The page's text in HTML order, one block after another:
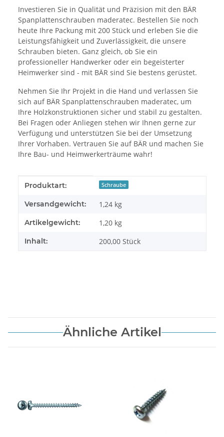
Investieren Sie in Qualität und Präzision mit den BÄR
Spanplattenschrauben maderatec. Bestellen Sie noch
heute Ihre Packung mit 200 Stück und erleben Sie die
Leistungsfähigkeit und Zuverlässigkeit, die unsere
Schrauben bieten. Ganz gleich, ob Sie ein
professioneller Handwerker oder ein begeisterter
Heimwerker sind - mit BÄR sind Sie bestens gerüstet.
Nehmen Sie Ihr Projekt in die Hand und verlassen Sie
sich auf BÄR Spanplattenschrauben maderatec, um
Ihre Holzkonstruktionen sicher und stabil zu gestalten.
Bei Fragen oder Anliegen stehen wir Ihnen gerne zur
Verfügung und unterstützen Sie bei der Umsetzung
Ihrer Vorhaben. Vertrauen Sie auf BÄR und machen Sie
Ihre Bau- und Heimwerkerträume wahr!
Produkteigenschaft
Wert
Produktart: Schraube
Versandgewicht: 1,24 kg
Artikelgewicht: 1,20 kg
Inhalt: 200,00 Stück
Ähnliche Artikel